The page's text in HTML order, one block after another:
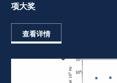
项大奖
查看详情